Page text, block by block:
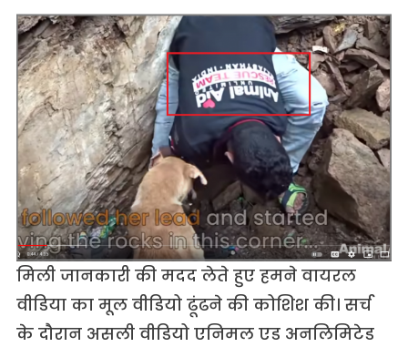
मिली जानकारी की मदद लेते हुए हमने वायरल
वीडिया का मूल वीडियो ढूंढने की कोशिश की। सर्च
के दौरान असली वीडियो एनिमल एड अनलिम‍िटेड